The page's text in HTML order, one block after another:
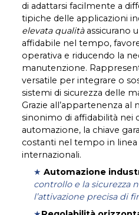
di adattarsi facilmente a
tipiche delle applicazioni
elevata qualitàassicurano
affidabile nel tempo,
operativa e riducendo la
manutenzione.
versatile per integrare o
sistemi di sicurezza delle
Grazie all’appartenenza
sinonimo di affidabilità nei
automazione, la chiave
costanti nel tempo in linea
internazionali.
★Automazione
controllo e la sicurezza
l’attivazione precisa di